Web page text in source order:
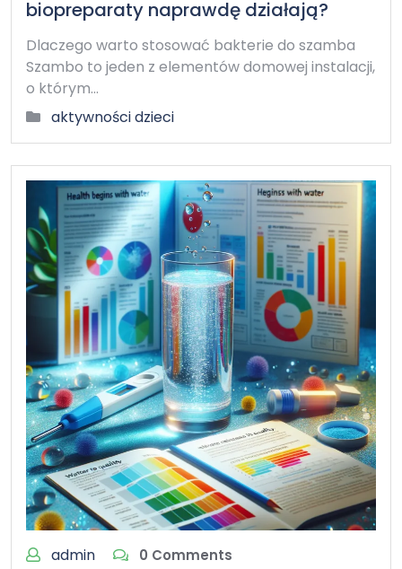
biopreparaty naprawdę działają?
Dlaczego warto stosować bakterie do szamba
Szambo to jeden z elementów domowej instalacji,
o którym…
aktywności dzieci
admin 0 Comments